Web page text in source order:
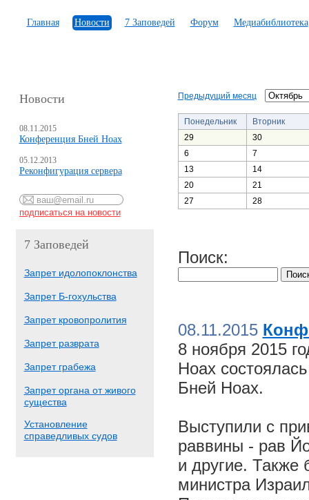
Главная Новости 7 Заповедей Форум Медиабиблиотека
Новости
08.11.2015
Конференция Бней Ноах
05.12.2013
Реконфигурация сервера
7 Заповедей
Запрет идолопоклонства
Запрет Б-гохульства
Запрет кровопролития
Запрет разврата
Запрет грабежа
Запрет органа от живого
существа
Установление
справедливых судов
Предыдущий месяц
Понедельник
Вторник
29
30
6
7
13
14
20
21
27
28
Поиск:
08.11.2015
8 ноября 2015
Ноах
Бней Ноах.
Выступили с
раввины - рав
и другие. Также
министра